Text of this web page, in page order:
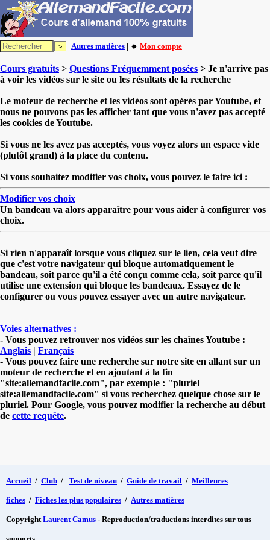
Autres matières | 🔸 Mon compte
Cours gratuits > Questions Fréquemment posées > Je n'arrive pas
à voir les vidéos sur le site ou les résultats de la recherche
Le moteur de recherche et les vidéos sont opérés par Youtube, et
nous ne pouvons pas les afficher tant que vous n'avez pas accepté
les cookies de Youtube.
Si vous ne les avez pas acceptés, vous voyez alors un espace vide
(plutôt grand) à la place du contenu.
Si vous souhaitez modifier vos choix, vous pouvez le faire ici :
Modifier vos choix
Un bandeau va alors apparaître pour vous aider à configurer vos
choix.
Si rien n'apparaît lorsque vous cliquez sur le lien, cela veut dire
que c'est votre navigateur qui bloque automatiquement le
bandeau, soit parce qu'il a été conçu comme cela, soit parce qu'il
utilise une extension qui bloque les bandeaux. Essayez de le
configurer ou vous pouvez essayer avec un autre navigateur.
Voies alternatives :
- Vous pouvez retrouver nos vidéos sur les chaînes Youtube :
Anglais | Français
- Vous pouvez faire une recherche sur notre site en allant sur un
moteur de recherche et en ajoutant à la fin
"site:allemandfacile.com", par exemple : "pluriel
site:allemandfacile.com" si vous recherchez quelque chose sur le
pluriel. Pour Google, vous pouvez modifier la recherche au début
de cette requête.
Accueil / Club / Test de niveau / Guide de travail / Meilleures
fiches / Fiches les plus populaires / Autres matières
CopyrightLaurent Camus - Reproduction/traductions interdites sur tous